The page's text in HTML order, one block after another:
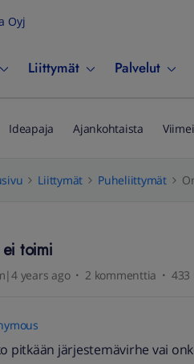
Oyj
Liittymät Palvelut
Ideapaja Ajankohtaista
Liittymät Puheliittymät
ei toimi
years ago 2 kommenttia 433
pitkään järjestemävirhe vai